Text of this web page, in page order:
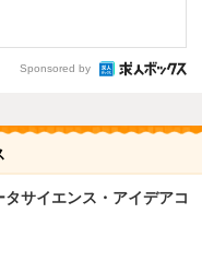
Sponsored by
サイエンス・アイデアコ